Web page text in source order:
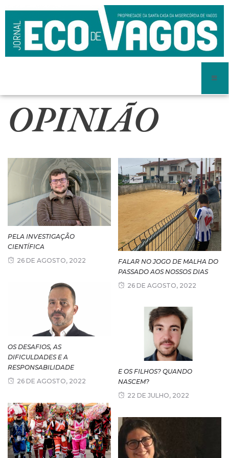
OPINIÃO
PELA INVESTIGAÇÃO
CIENTÍFICA
26 DE AGOSTO, 2022
FALAR NO JOGO DE MALHA DO
PASSADO AOS NOSSOS DIAS
26 DE AGOSTO, 2022
OS DESAFIOS, AS
DIFICULDADES E A
RESPONSABILIDADE
26 DE AGOSTO, 2022
E OS FILHOS? QUANDO
NASCEM?
22 DE JULHO, 2022